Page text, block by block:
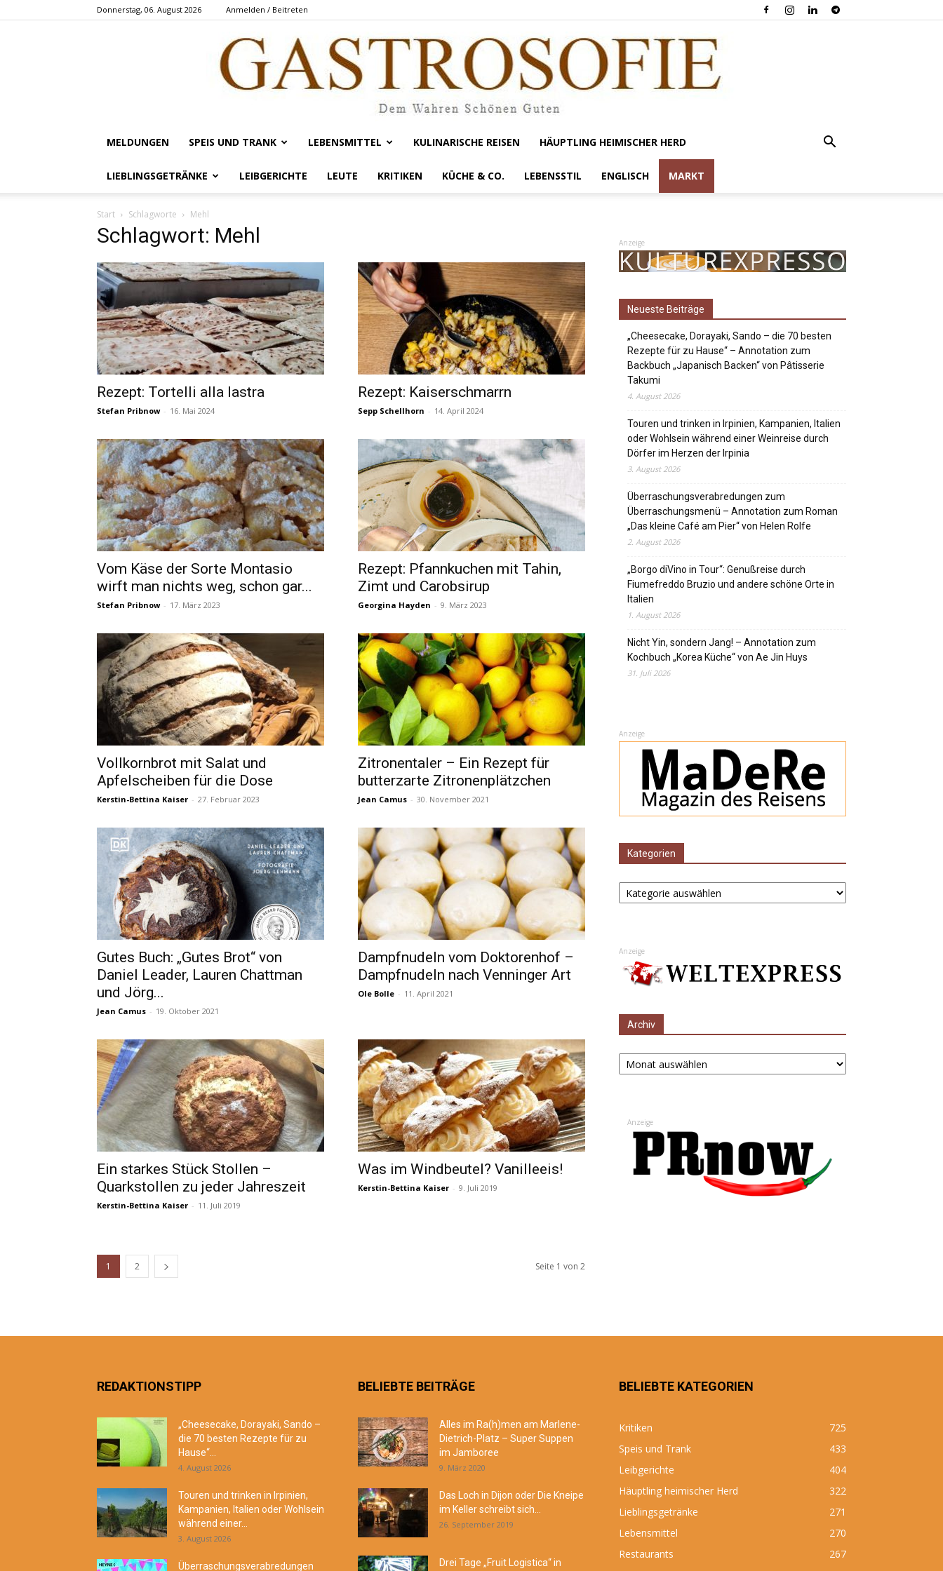
Donnerstag, 06. August 2026 Anmelden / Beitreten
Gastrosofie
MELDUNGEN SPEIS UND TRANK LEBENSMITTEL KULINARISCHE REISEN HÄUPTLING HEIMISCHER HERD
LIEBLINGSGETRÄNKE LEIBGERICHTE LEUTE KRITIKEN KÜCHE & CO. LEBENSSTIL ENGLISCH MARKT
Start Schlagworte Mehl
Schlagwort: Mehl
Rezept: Tortelli alla lastra
Stefan Pribnow - 16. Mai 2024
Rezept: Kaiserschmarrn
Sepp Schellhorn - 14. April 2024
Vom Käse der Sorte Montasio
wirft man nichts weg, schon gar...
Stefan Pribnow - 17. März 2023
Rezept: Pfannkuchen mit Tahin,
Zimt und Carobsirup
Georgina Hayden - 9. März 2023
Vollkornbrot mit Salat und
Apfelscheiben für die Dose
Kerstin-Bettina Kaiser - 27. Februar 2023
Zitronentaler – Ein Rezept für
butterzarte Zitronenplätzchen
Jean Camus - 30. November 2021
Gutes Buch: „Gutes Brot“ von
Daniel Leader, Lauren Chattman
und Jörg...
Jean Camus - 19. Oktober 2021
Dampfnudeln vom Doktorenhof –
Dampfnudeln nach Venninger Art
Ole Bolle - 11. April 2021
Ein starkes Stück Stollen –
Quarkstollen zu jeder Jahreszeit
Kerstin-Bettina Kaiser - 11. Juli 2019
Was im Windbeutel? Vanilleeis!
Kerstin-Bettina Kaiser - 9. Juli 2019
1 2 Seite 1 von 2
Anzeige
Neueste Beiträge
„Cheesecake, Dorayaki, Sando – die 70 besten
Rezepte für zu Hause“ – Annotation zum
Backbuch „Japanisch Backen“ von Pâtisserie
Takumi
4. August 2026
Touren und trinken in Irpinien, Kampanien, Italien
oder Wohlsein während einer Weinreise durch
Dörfer im Herzen der Irpinia
3. August 2026
Überraschungsverabredungen zum
Überraschungsmenü – Annotation zum Roman
„Das kleine Café am Pier“ von Helen Rolfe
2. August 2026
„Borgo diVino in Tour“: Genußreise durch
Fiumefreddo Bruzio und andere schöne Orte in
Italien
1. August 2026
Nicht Yin, sondern Jang! – Annotation zum
Kochbuch „Korea Küche“ von Ae Jin Huys
31. Juli 2026
Anzeige
Kategorien
Kategorien
Anzeige
Archiv
Archiv
Anzeige
REDAKTIONSTIPP
„Cheesecake, Dorayaki, Sando –
die 70 besten Rezepte für zu
Hause“...
4. August 2026
Touren und trinken in Irpinien,
Kampanien, Italien oder Wohlsein
während einer...
3. August 2026
Überraschungsverabredungen
BELIEBTE BEITRÄGE
Alles im Ra(h)men am Marlene-
Dietrich-Platz – Super Suppen
im Jamboree
9. März 2020
Das Loch in Dijon oder Die Kneipe
im Keller schreibt sich...
26. September 2019
Drei Tage „Fruit Logistica“ in
BELIEBTE KATEGORIEN
Kritiken
725
Speis und Trank
433
Leibgerichte
404
Häuptling heimischer Herd
322
Lieblingsgetränke
271
Lebensmittel
270
Restaurants
267